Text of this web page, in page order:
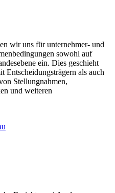
wir uns für unternehmer- und
sowohl auf
ein. Dies geschieht
Entscheidungsträgern als auch
Stellungnahmen,
und weiteren